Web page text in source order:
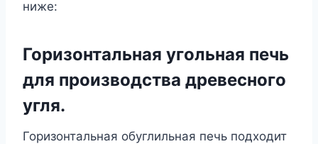
ниже:
Горизонтальная угольная печь
для производства древесного
угля.
Горизонтальная обуглильная печь подходит